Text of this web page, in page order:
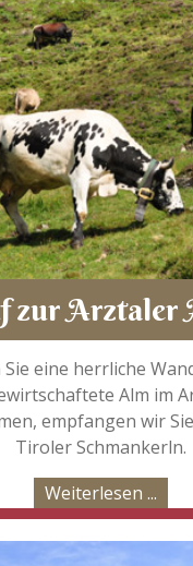
zur Arztaler
Sie eine herrliche
Alm im
empfangen wir
Tiroler Schmankerln.
Weiterlesen ...